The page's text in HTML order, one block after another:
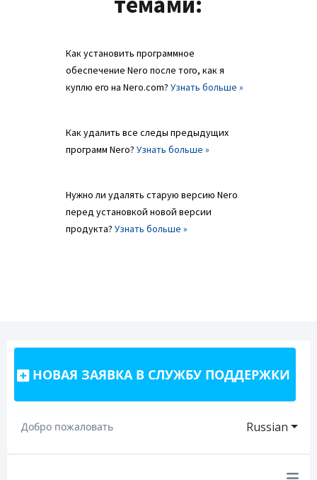
Как установить программное
обеспечение Nero после того, как я
куплю его на Nero.com? Узнать больше »
Как удалить все следы предыдущих
программ Nero? Узнать больше »
Нужно ли удалять старую версию Nero
перед установкой новой версии
продукта? Узнать больше »
НОВАЯ ЗАЯВКА В СЛУЖБУ ПОДДЕРЖКИ
Russian
Добро пожаловать